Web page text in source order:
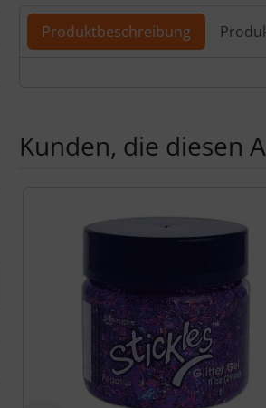
Produktbeschreibung
Kunden, die diesen